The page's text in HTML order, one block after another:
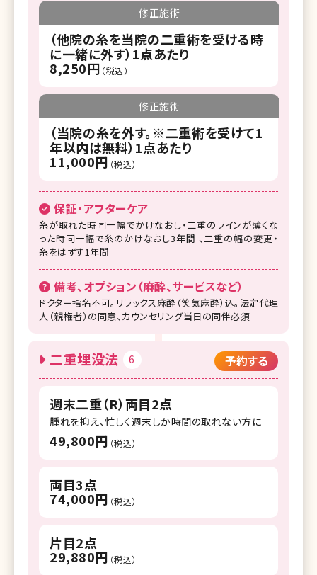
修正施術
（他院の糸を当院の二重術を受ける時
に一緒に外す）1点あたり
8,250円 （税込）
修正施術
（当院の糸を外す。※二重術を受けて1
年以内は無料）1点あたり
11,000円 （税込）
保証・アフターケア
糸が取れた時同一幅でかけなおし・二重のラインが薄くな
った時同一幅で糸のかけなおし3年間 、二重の幅の変更・
糸をはずす1年間
備考、オプション（麻酔、サービスなど）
ドクター指名不可。リラックス麻酔（笑気麻酔）込。法定代理
人（親権者）の同意、カウンセリング当日の同伴必須
二重埋没法 6 予約する
週末二重（R）両目2点
腫れを抑え、忙しく週末しか時間の取れない方に
49,800円 （税込）
両目3点
74,000円 （税込）
片目2点
29,880円 （税込）